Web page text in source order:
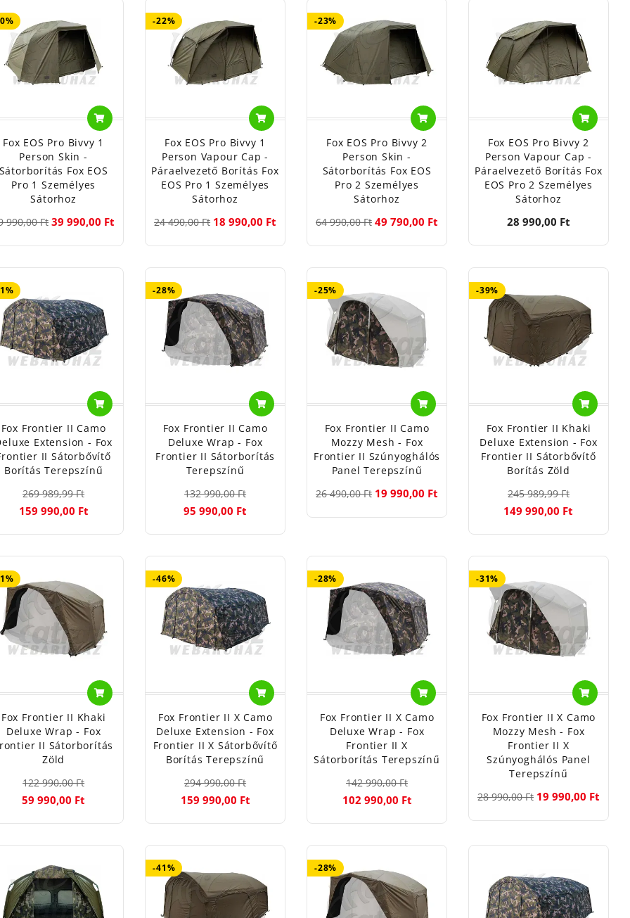
Fox EOS Pro Bivvy 1
Person Skin -
Fox EOS
Pro 1 Személyes
Sátorhoz
990,00 Ft 39 990,00 Ft
-22%
Fox EOS Pro Bivvy 1
Person Vapour Cap -
Páraelvezető Borítás Fox
EOS Pro 1 Személyes
Sátorhoz
24 490,00 Ft 18 990,00 Ft
-23%
Fox EOS Pro Bivvy 2
Person Skin -
Sátorborítás Fox EOS
Pro 2 Személyes
Sátorhoz
64 990,00 Ft 49 790,00 Ft
Fox EOS Pro Bivvy 2
Person Vapour Cap -
Páraelvezető Borítás Fox
EOS Pro 2 Személyes
Sátorhoz
28 990,00 Ft
Fox Frontier II Camo
Extension - Fox
II Sátorbővítő
Borítás Terepszínű
269 989,99 Ft
159 990,00 Ft
-28%
Fox Frontier II Camo
Deluxe Wrap - Fox
Frontier II Sátorborítás
Terepszínű
132 990,00 Ft
95 990,00 Ft
-25%
Fox Frontier II Camo
Mozzy Mesh - Fox
Frontier II Szúnyoghálós
Panel Terepszínű
26 490,00 Ft 19 990,00 Ft
-39%
Fox Frontier II Khaki
Deluxe Extension - Fox
Frontier II Sátorbővítő
Borítás Zöld
245 989,99 Ft
149 990,00 Ft
Fox Frontier II Khaki
Deluxe Wrap - Fox
II Sátorborítás
Zöld
122 990,00 Ft
59 990,00 Ft
-46%
Fox Frontier II X Camo
Deluxe Extension - Fox
Frontier II X Sátorbővítő
Borítás Terepszínű
294 990,00 Ft
159 990,00 Ft
-28%
Fox Frontier II X Camo
Deluxe Wrap - Fox
Frontier II X
Sátorborítás Terepszínű
142 990,00 Ft
102 990,00 Ft
-31%
Fox Frontier II X Camo
Mozzy Mesh - Fox
Frontier II X
Szúnyoghálós Panel
Terepszínű
28 990,00 Ft 19 990,00 Ft
-41% -28%